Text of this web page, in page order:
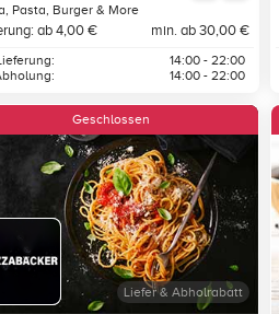
Pasta, Burger & More
ab 4,00 € min. ab 30,00 €
14:00 - 22:00
14:00 - 22:00
Liefer & Abholrabatt
Geschlossen